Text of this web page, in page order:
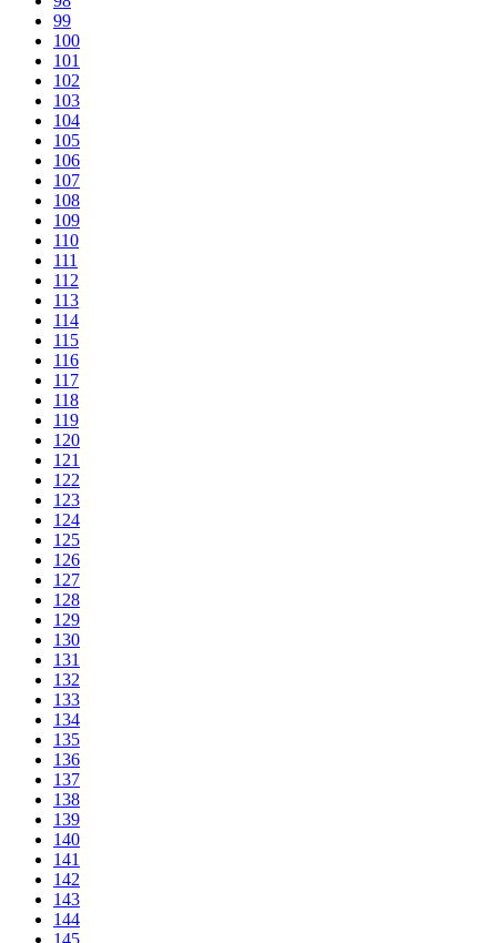
99
100
101
102
103
104
105
106
107
108
109
110
111
112
113
114
115
116
117
118
119
120
121
122
123
124
125
126
127
128
129
130
131
132
133
134
135
136
137
138
139
140
141
142
143
144
145